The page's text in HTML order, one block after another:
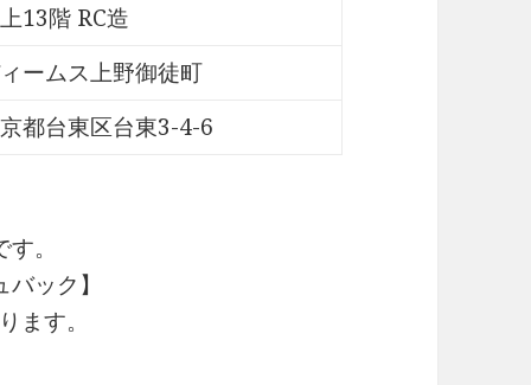
13階 RC造
ームス上野御徒町
都台東区台東3-4-6
。
ック】
ます。